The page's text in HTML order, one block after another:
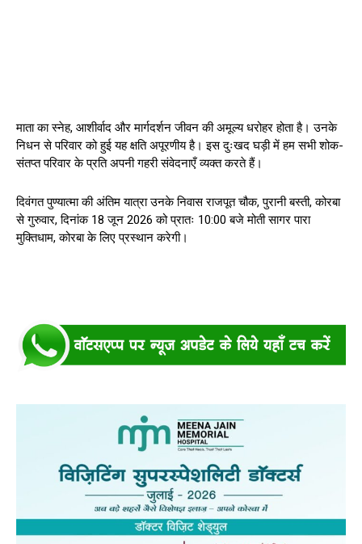
माता का स्नेह, आशीर्वाद और मार्गदर्शन जीवन की अमूल्य धरोहर होता है। उनके
निधन से परिवार को हुई यह क्षति अपूरणीय है। इस दुःखद घड़ी में हम सभी शोक-
संतप्त परिवार के प्रति अपनी गहरी संवेदनाएँ व्यक्त करते हैं।
दिवंगत पुण्यात्मा की अंतिम यात्रा उनके निवास राजपूत चौक, पुरानी बस्ती, कोरबा
से गुरुवार, दिनांक 18 जून 2026 को प्रातः 10:00 बजे मोती सागर पारा
मुक्तिधाम, कोरबा के लिए प्रस्थान करेगी।